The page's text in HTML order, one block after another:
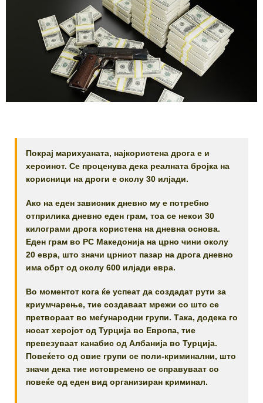
Покрај марихуаната, најкористена дрога е и
хероинот. Се проценува дека реалната бројка на
корисници на дроги е околу 30 илјади.
Ако на еден зависник дневно му е потребно
отприлика дневно еден грам, тоа се некои 30
килограми дрога користена на дневна основа.
Еден грам во РС Македонија на црно чини околу
20 евра, што значи црниот пазар на дрога дневно
има обрт од околу 600 илјади евра.
Во моментот кога ќе успеат да создадат рути за
криумчарење, тие создаваат мрежи со што се
претвораат во меѓународни групи. Така, додека го
носат херојот од Турција во Европа, тие
превезуваат канабис од Албанија во Турција.
Повеќето од овие групи се поли-криминални, што
значи дека тие истовремено се справуваат со
повеќе од еден вид организиран криминал.